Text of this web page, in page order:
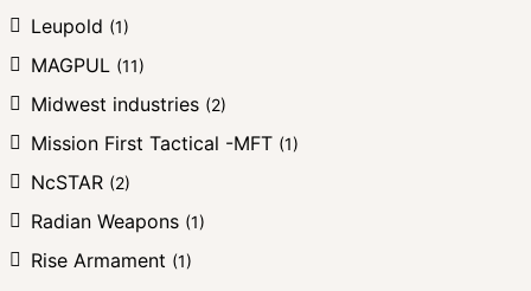
Leupold (1)
MAGPUL (11)
Midwest industries (2)
Mission First Tactical -MFT (1)
NcSTAR (2)
Radian Weapons (1)
Rise Armament (1)